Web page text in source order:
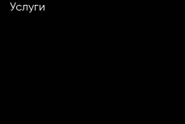
Услуги